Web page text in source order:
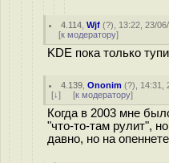
4.114 ,Wjf (?), 13:22, 23/
[к модератору]
KDE пока только
4.139 ,Ononim (?), 14:31,
[↓] [к модератору]
Когда в 2003 мне
"что-то-там рулит",
давно, но на